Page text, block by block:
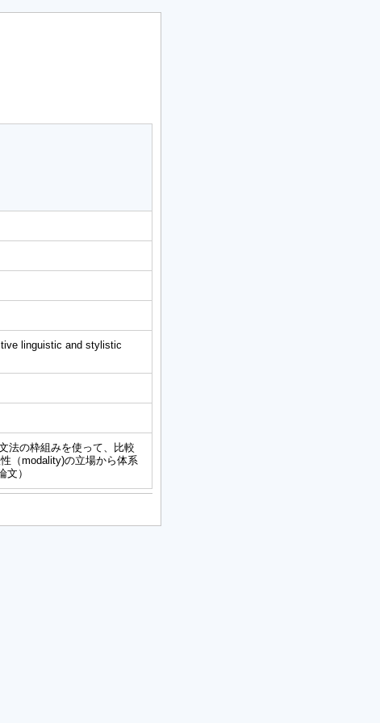
linguistic and stylistic
法の枠組みを使って、比較
（modality)の立場から体系
）